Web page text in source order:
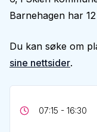
Barnehagen har
Du kan søke om
sine nettsider.
07:15 - 16:30